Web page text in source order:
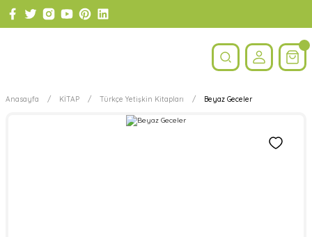
Anasayfa KİTAP Türkçe Yetişkin Kitapları Beyaz Geceler